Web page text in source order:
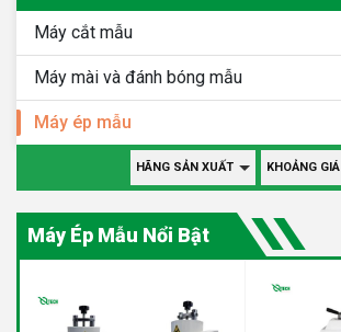
Máy Ép Mẫu Nổi Bật
Máy cắt mẫu
Máy mài và đánh bóng mẫu
Máy ép mẫu
HÃNG SẢN XUẤT KHOẢNG GIÁ